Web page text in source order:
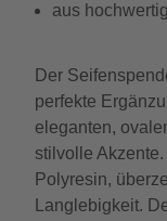
aus
Der
perfekte
eleganten,
stilvolle
Polyresin,
Langlebigkeit.